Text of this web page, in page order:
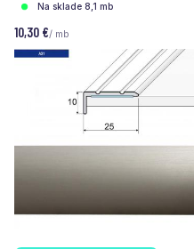
Na sklade 8,1 mb
10,30 €/ mb